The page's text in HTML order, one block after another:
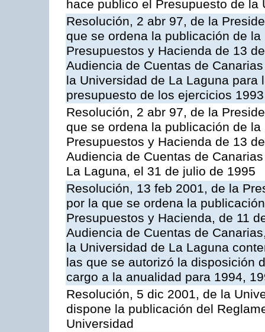
hace publico el Presupuesto de
Resolución, 2 abr 97, de la
que se ordena la publicación de
Presupuestos y Hacienda de 13
Audiencia de Cuentas de
la Universidad de La Laguna
presupuesto de los ejercicios
Resolución, 2 abr 97, de la
que se ordena la publicación de
Presupuestos y Hacienda de 13
Audiencia de Cuentas de
La Laguna, el 31 de julio de 1995
Resolución, 13 feb 2001, de la
por la que se ordena la
Presupuestos y Hacienda, de 11
Audiencia de Cuentas de
la Universidad de La Laguna
las que se autorizó la disposición
cargo a la anualidad para 1994,
Resolución, 5 dic 2001, de la
dispone la publicación del
Universidad